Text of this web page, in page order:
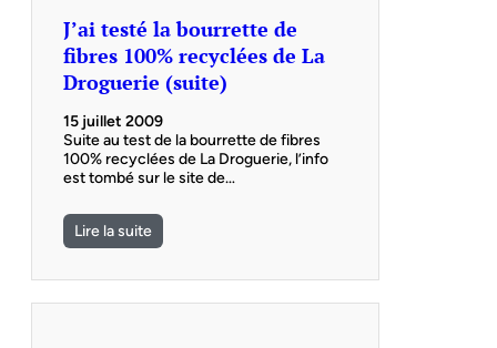
J’ai testé la bourrette de
fibres 100% recyclées de La
Droguerie (suite)
15 juillet 2009
Suite au test de la bourrette de fibres
100% recyclées de La Droguerie, l’info
est tombé sur le site de…
Lire la suite